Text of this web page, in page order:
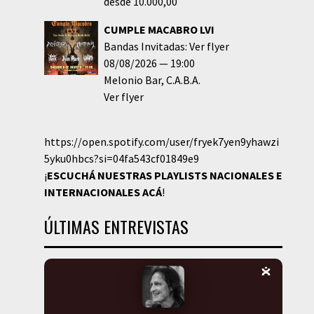
CUMPLE MACABRO LVI
Bandas Invitadas: Ver flyer
08/08/2026
19:00
Melonio Bar C.A.B.A.
Ver flyer
https://open.spotify.com/user/fryek7yen9yhawzi
5yku0hbcs?si=04fa543cf01849e9
¡ESCUCHÁ NUESTRAS PLAYLISTS NACIONALES E
INTERNACIONALESACÁ!
ÚLTIMAS ENTREVISTAS